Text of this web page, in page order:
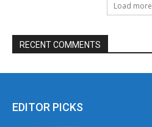
Load more
RECENT COMMENTS
EDITOR PICKS